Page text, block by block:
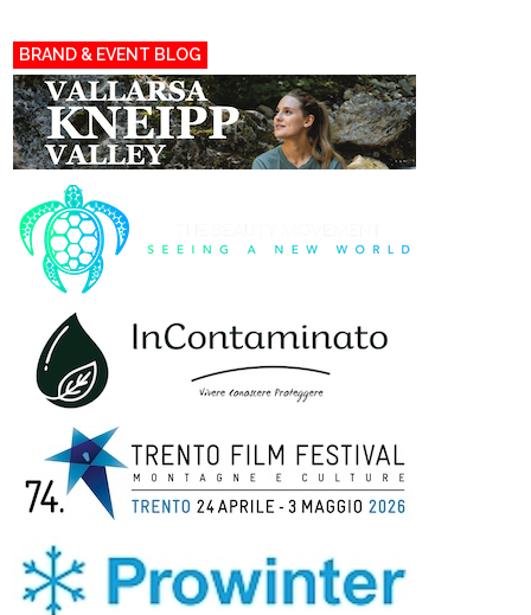
BRAND & EVENT BLOG